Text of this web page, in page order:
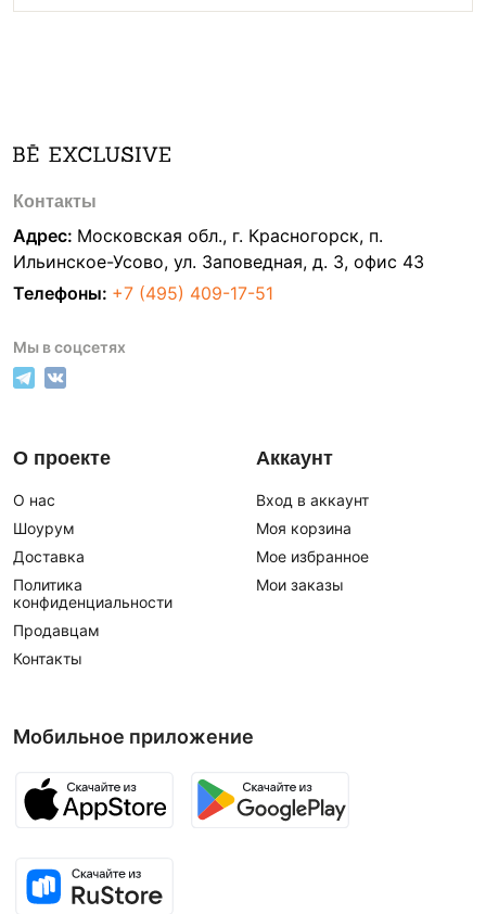
Контакты
Адрес: Московская обл., г. Красногорск, п.
Ильинское-Усово, ул. Заповедная, д. 3, офис 43
Телефоны: +7 (495) 409-17-51
Мы в соцсетях
О проекте
О нас
Шоурум
Доставка
Политика
конфиденциальности
Продавцам
Контакты
Аккаунт
Вход в аккаунт
Моя корзина
Мое избранное
Мои заказы
Мобильное приложение